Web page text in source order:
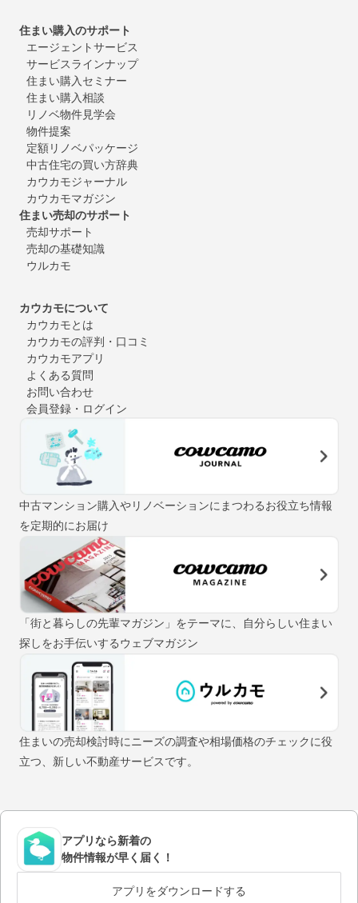
住まい購入のサポート
エージェントサービス
サービスラインナップ
住まい購入セミナー
住まい購入相談
リノベ物件見学会
物件提案
定額リノベパッケージ
中古住宅の買い方辞典
カウカモジャーナル
カウカモマガジン
住まい売却のサポート
売却サポート
売却の基礎知識
ウルカモ
カウカモについて
カウカモとは
カウカモの評判・口コミ
カウカモアプリ
よくある質問
お問い合わせ
会員登録・ログイン
中古マンション購入やリノベーションにまつわるお役立ち情報
を定期的にお届け
「街と暮らしの先輩マガジン」をテーマに、自分らしい住まい
探しをお手伝いするウェブマガジン
住まいの売却検討時にニーズの調査や相場価格のチェックに役
立つ、新しい不動産サービスです。
アプリなら新着の
物件情報が早く届く！
アプリをダウンロードする